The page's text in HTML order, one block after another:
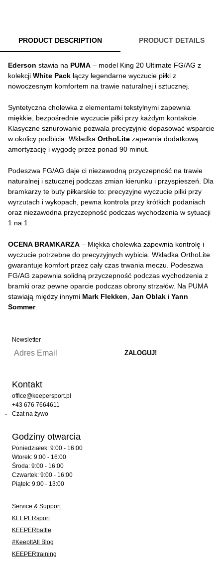
PRODUCT DESCRIPTION PRODUCT DETAILS
Ederson stawia na PUMA – model King 20 Ultimate FG/AG z
kolekcji White Pack łączy legendarne wyczucie piłki z
nowoczesnym komfortem na trawie naturalnej i sztucznej.
Syntetyczna cholewka z elementami tekstylnymi zapewnia
miękkie, bezpośrednie wyczucie piłki przy każdym kontakcie.
Klasyczne sznurowanie pozwala precyzyjnie dopasować wsparcie
w okolicy podbicia. Wkładka OrthoLite zapewnia dodatkową
amortyzację i wygodę przez ponad 90 minut.
Podeszwa FG/AG daje ci niezawodną przyczepność na trawie
naturalnej i sztucznej podczas zmian kierunku i przyspieszeń. Dla
bramkarzy te buty piłkarskie to: precyzyjne wyczucie piłki przy
wyrzutach i wykopach, pewna kontrola przy krótkich podaniach
oraz niezawodna przyczepność podczas wychodzenia w sytuacji
1 na 1.
OCENA BRAMKARZA – Miękka cholewka zapewnia kontrolę i
wyczucie potrzebne do precyzyjnych wybicia. Wkładka OrthoLite
gwarantuje komfort przez cały czas trwania meczu. Podeszwa
FG/AG zapewnia solidną przyczepność podczas wychodzenia z
bramki oraz pewne oparcie podczas obrony strzałów. Na PUMA
stawiają między innymi Mark Flekken Jan Oblak i Yann
Sommer.
Newsletter
Kontakt
office@keepersport.pl
+43 676 7664611
Czat na żywo
Godziny otwarcia
Poniedziałek: 9:00 - 16:00
Wtorek: 9:00 - 16:00
Środa: 9:00 - 16:00
Czwartek: 9:00 - 16:00
Piątek: 9:00 - 13:00
Service & Support
KEEPERsport
KEEPERbattle
#KeepItAll Blog
KEEPERtraining